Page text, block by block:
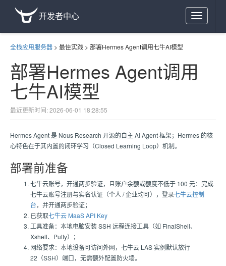
Toggle
navigation
开发者中心
全栈应用服务器 > 最佳实践 > 部署Hermes Agent调用七牛AI模型
部署Hermes Agent调用
七牛AI模型
最近更新时间: 2026-06-01 18:28:55
Hermes Agent 是 Nous Research 开源的自主 AI Agent 框架；Hermes 的核
心特色在于其内置的闭环学习（Closed Learning Loop）机制。
部署前准备
七牛云账号，开通两步验证，且账户余额或额度不低于 100 元：完成
七牛云账号注册与实名认证（个人 / 企业均可），登录七牛云控制
台，并开通两步验证；
已获取七牛云 MaaS API Key
工具准备：本地电脑安装 SSH 远程连接工具（如 FinalShell、
Xshell、Putty）；
网络要求：本地设备可访问外网，七牛云 LAS 实例默认放行
22（SSH）端口，无需额外配置防火墙。